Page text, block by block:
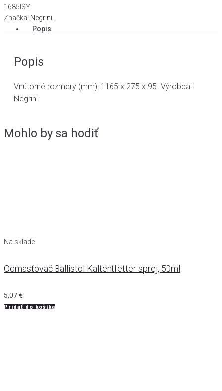
1685ISY
Značka: Negrini
Popis
Popis
Vnútorné rozmery (mm): 1165 x 275 x 95. Výrobca:
Negrini.
Mohlo by sa hodiť
Na sklade
Odmasťovač Ballistol Kaltentfetter sprej, 50ml
5,07€
Pridať do košíka